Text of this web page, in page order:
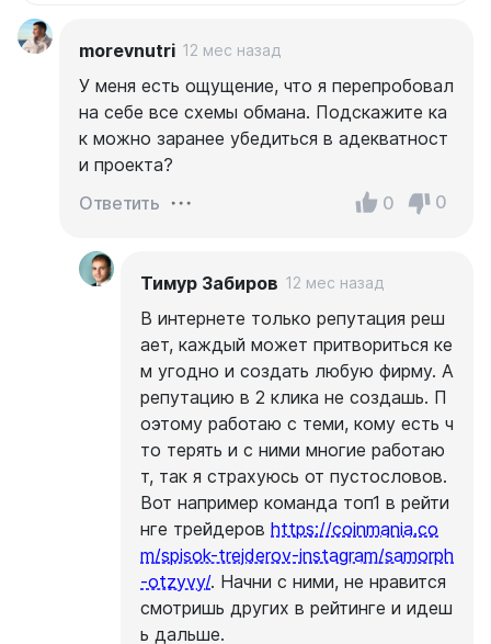
morevnutri 12 мес назад
У меня есть ощущение, что я перепробовал
на себе все схемы обмана. Подскажите ка
к можно заранее убедиться в адекватност
и проекта?
Ответить
0 0
Тимур Забиров 12 мес назад
В интернете только репутация реш
ает, каждый может притвориться ке
м угодно и создать любую фирму. А
репутацию в 2 клика не создашь. П
оэтому работаю с теми, кому есть ч
то терять и с ними многие работаю
т, так я страхуюсь от пустословов.
Вот например команда топ1 в рейти
нге трейдеров https://coinmania.co
m/spisok-trejderov-instagram/samorph
-otzyvy/. Начни с ними, не нравится
смотришь других в рейтинге и идеш
ь дальше.